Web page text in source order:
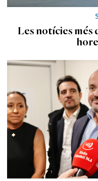
Les notícies més